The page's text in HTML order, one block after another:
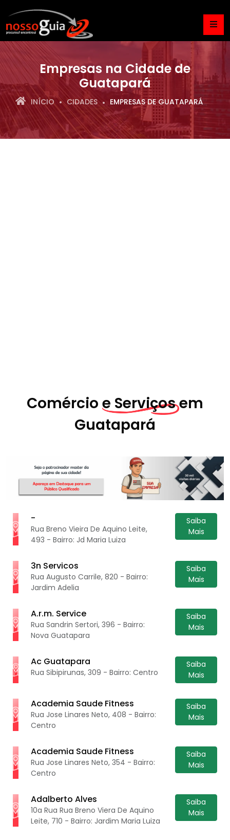
Empresas na Cidade de
Guatapará
INÍCIO CIDADES EMPRESAS DE GUATAPARÁ
Comércio e Serviços em
Guatapará
-
Rua Breno Vieira De Aquino Leite,
493 - Bairro: Jd Maria Luiza
Saiba
Mais
3n Servicos
Rua Augusto Carrile, 820 - Bairro:
Jardim Adelia
Saiba
Mais
A.r.m. Service
Rua Sandrin Sertori, 396 - Bairro:
Nova Guatapara
Saiba
Mais
Ac Guatapara
Rua Sibipirunas, 309 - Bairro: Centro
Saiba
Mais
Academia Saude Fitness
Rua Jose Linares Neto, 408 - Bairro:
Centro
Saiba
Mais
Academia Saude Fitness
Rua Jose Linares Neto, 354 - Bairro:
Centro
Saiba
Mais
Adalberto Alves
10a Rua Rua Breno Viera De Aquino
Leite, 710 - Bairro: Jardim Maria Luiza
Saiba
Mais